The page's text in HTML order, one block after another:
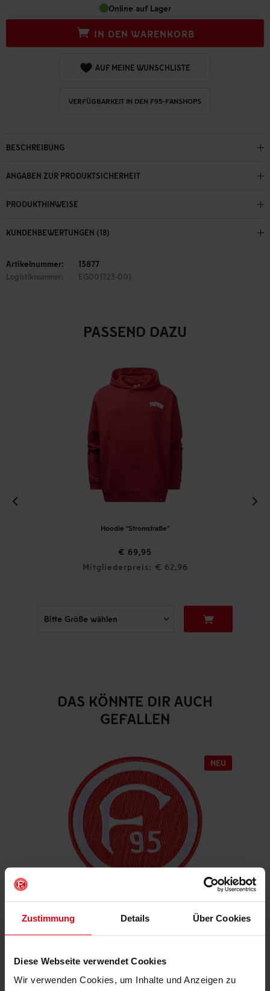
Zustimmung Details Über Cookies
Diese Webseite verwendet Cookies
Wir verwenden Cookies, um Inhalte und Anzeigen zu
Online auf Lager
IN DEN WARENKORB
AUF MEINE WUNSCHLISTE
VERFÜGBARKEIT IN DEN F95-FANSHOPS
BESCHREIBUNG
ANGABEN ZUR PRODUKTSICHERHEIT
PRODUKTHINWEISE
KUNDENBEWERTUNGEN (18)
Artikelnummer: 13877
Logistiknummer: EG001723-001
PASSEND DAZU
Hoodie "Stromstraße"
€ 69,95
Mitgliederpreis: € 62,96
DAS KÖNNTE DIR AUCH
GEFALLEN
Aufnäher "Retro"